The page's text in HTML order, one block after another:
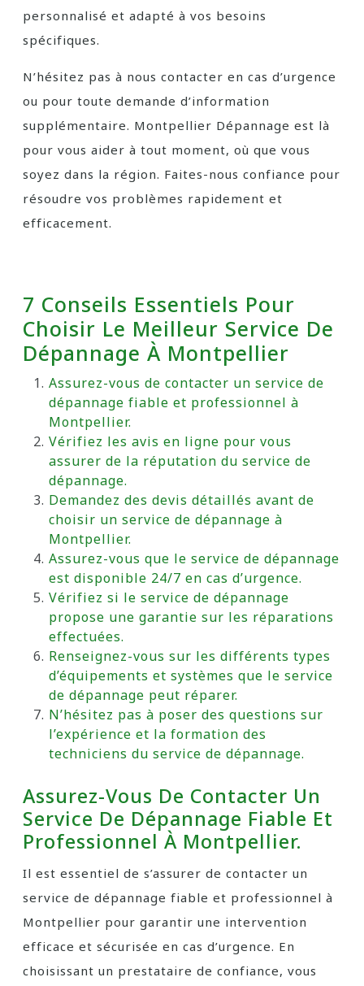
personnalisé et adapté à vos besoins
spécifiques.
N’hésitez pas à nous contacter en cas d’urgence
ou pour toute demande d’information
supplémentaire. Montpellier Dépannage est là
pour vous aider à tout moment, où que vous
soyez dans la région. Faites-nous confiance pour
résoudre vos problèmes rapidement et
efficacement.
7 Conseils Essentiels Pour
Choisir Le Meilleur Service De
Dépannage À Montpellier
Assurez-vous de contacter un service de
dépannage fiable et professionnel à
Montpellier.
Vérifiez les avis en ligne pour vous
assurer de la réputation du service de
dépannage.
Demandez des devis détaillés avant de
choisir un service de dépannage à
Montpellier.
Assurez-vous que le service de dépannage
est disponible 24/7 en cas d’urgence.
Vérifiez si le service de dépannage
propose une garantie sur les réparations
effectuées.
Renseignez-vous sur les différents types
d’équipements et systèmes que le service
de dépannage peut réparer.
N’hésitez pas à poser des questions sur
l’expérience et la formation des
techniciens du service de dépannage.
Assurez-Vous De Contacter Un
Service De Dépannage Fiable Et
Professionnel À Montpellier.
Il est essentiel de s’assurer de contacter un
service de dépannage fiable et professionnel à
Montpellier pour garantir une intervention
efficace et sécurisée en cas d’urgence. En
choisissant un prestataire de confiance, vous